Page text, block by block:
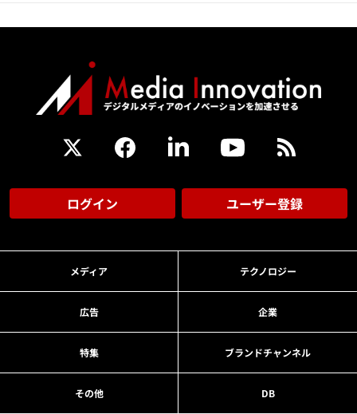
ログイン ユーザー登録
メディア テクノロジー
広告 企業
特集 ブランドチャンネル
その他 DB